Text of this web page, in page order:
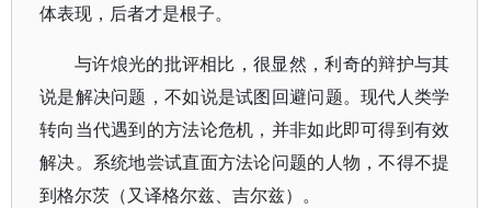
体表现，后者才是根子。
与许烺光的批评相比，很显然，利奇的辩护与其
说是解决问题，不如说是试图回避问题。现代人类学
转向当代遇到的方法论危机，并非如此即可得到有效
解决。系统地尝试直面方法论问题的人物，不得不提
到格尔茨（又译格尔兹、吉尔兹）。